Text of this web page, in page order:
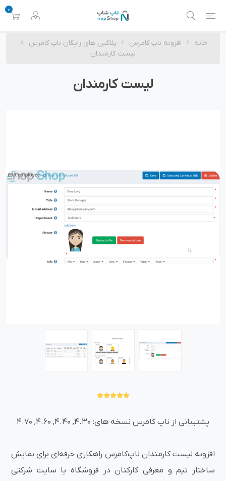
0
خانه افزونه ناپ کامرس
پلاگین های رایگان ناپ کامرس
لیست کارمندان
لیست کارمندان
پشتیبانی از ناپ کامرس نسخه های: 4.30, 4.40, 4.60, 4.70
افزونه لیست کارمندان ناپ‌کامرس راهکاری حرفه‌ای برای نمایش
ساختار تیم و معرفی کارکنان در فروشگاه یا سایت شرکتی